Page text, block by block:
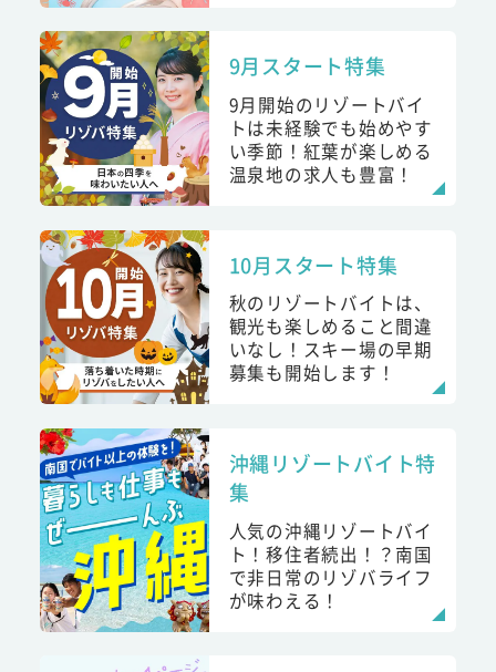
9月スタート特集
9月開始のリゾートバイ
トは未経験でも始めやす
い季節！紅葉が楽しめる
温泉地の求人も豊富！
10月スタート特集
秋のリゾートバイトは、
観光も楽しめること間違
いなし！スキー場の早期
募集も開始します！
沖縄リゾートバイト特
集
人気の沖縄リゾートバイ
ト！移住者続出！？南国
で非日常のリゾバライフ
が味わえる！